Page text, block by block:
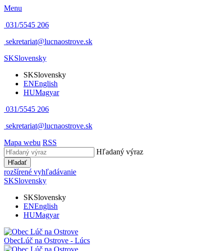
Menu
031/5545 206
sekretariat@lucnaostrove.sk
SKSlovensky
SKSlovensky
ENEnglish
HUMagyar
031/5545 206
sekretariat@lucnaostrove.sk
Mapa webu RSS
Hľadaný výraz
Hľadať
rozšírené vyhľadávanie
SKSlovensky
SKSlovensky
ENEnglish
HUMagyar
ObecLúč na Ostrove - Lúcs